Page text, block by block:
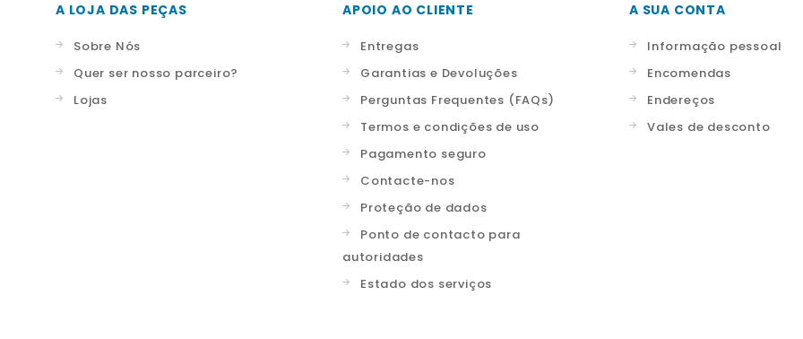
A LOJA DAS PEÇAS
Sobre Nós
Quer ser nosso parceiro?
Lojas
APOIO AO CLIENTE
Entregas
Garantias e Devoluções
Perguntas Frequentes (FAQs)
Termos e condições de uso
Pagamento seguro
Contacte-nos
Proteção de dados
Ponto de contacto para
autoridades
Estado dos serviços
A SUA CONTA
Informação pessoal
Encomendas
Endereços
Vales de desconto